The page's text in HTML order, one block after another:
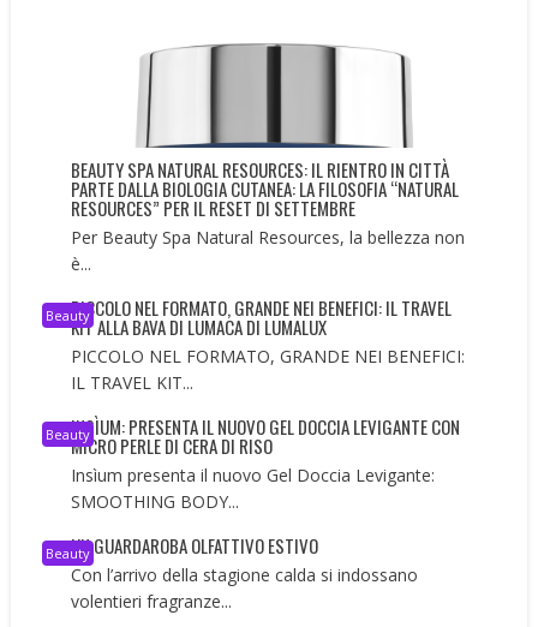
BEAUTY SPA NATURAL RESOURCES: IL RIENTRO IN CITTÀ
PARTE DALLA BIOLOGIA CUTANEA: LA FILOSOFIA “NATURAL
RESOURCES” PER IL RESET DI SETTEMBRE
Per Beauty Spa Natural Resources, la bellezza non
è...
BeautyPICCOLO NEL FORMATO, GRANDE NEI BENEFICI: IL TRAVEL
KIT ALLA BAVA DI LUMACA DI LUMALUX
PICCOLO NEL FORMATO, GRANDE NEI BENEFICI:
IL TRAVEL KIT...
BeautyINSÌUM: PRESENTA IL NUOVO GEL DOCCIA LEVIGANTE CON
MICRO PERLE DI CERA DI RISO
Insìum presenta il nuovo Gel Doccia Levigante:
SMOOTHING BODY...
BeautyUN GUARDAROBA OLFATTIVO ESTIVO
Con l’arrivo della stagione calda si indossano
volentieri fragranze...